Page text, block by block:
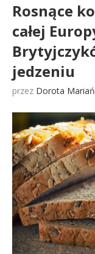
Rosnące
całej
jedzeniu
przez Dorota